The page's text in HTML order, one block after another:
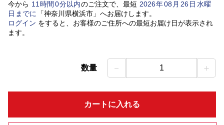
今から 11 時間 0分以内のご注文で、最短 2026年08 月 26日水曜
日 までに 「神奈川県横浜市」 へお届けします。
ログイン をすると、お客様のご住所への最短お届け日が表示され
ます。
数量 － 1 ＋
カートに入れる